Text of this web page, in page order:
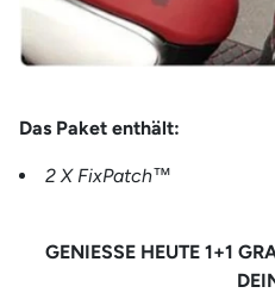
Das Paket enthält:
2 X FixPatch™
GENIESSE HEUTE 1+1